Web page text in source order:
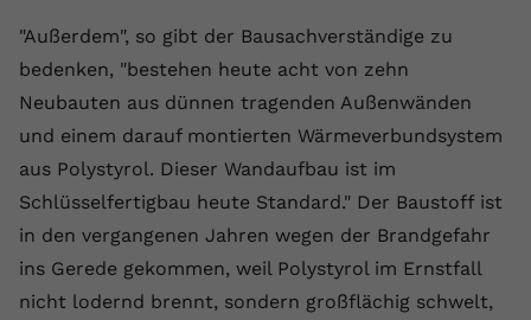
"Außerdem", so gibt der Bausachverständige zu
bedenken, "bestehen heute acht von zehn
Neubauten aus dünnen tragenden Außenwänden
und einem darauf montierten Wärmeverbundsystem
aus Polystyrol. Dieser Wandaufbau ist im
Schlüsselfertigbau heute Standard." Der Baustoff ist
in den vergangenen Jahren wegen der Brandgefahr
ins Gerede gekommen, weil Polystyrol im Ernstfall
nicht lodernd brennt, sondern großflächig schwelt,
Name yt-remote-device-id
Anbieter Youtube.com
Laufzeit Session
Zweck
YouTube setzt diesen Cookie, um die
Videopräferenzen des Benutzers zu
speichern, der eingebettete YouTube-
Videos verwendet.